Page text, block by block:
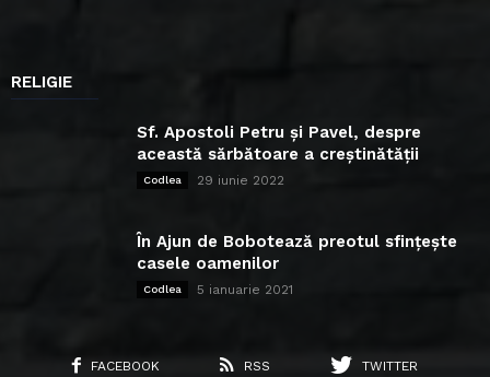
RELIGIE
Sf. Apostoli Petru și Pavel, despre
această sărbătoare a creștinătății
Codlea 29 iunie 2022
În Ajun de Bobotează preotul sfințește
casele oamenilor
Codlea 5 ianuarie 2021
FACEBOOK RSS
TWITTER